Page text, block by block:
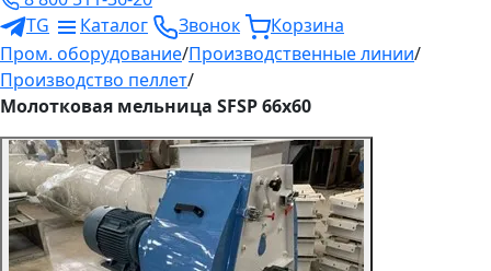
TG
Каталог Звонок
Корзина
Пром. оборудование/Производственные линии/
Производство пеллет/
Молотковая мельница SFSP 66х60